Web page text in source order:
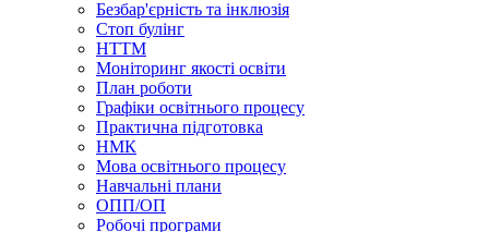
Безбар'єрність та інклюзія
Стоп булінг
НТТМ
Моніторинг якості освіти
План роботи
Графіки освітнього процесу
Практична підготовка
НМК
Мова освiтнього процесу
Навчальнi плани
ОПП/ОП
Робочі програми